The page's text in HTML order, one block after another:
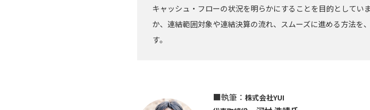
キャッシュ・フローの状況を明らかにすることを目的としてい
か、連結範囲対象や連結決算の流れ、スムーズに進める方法を
す。
■執筆： 株式会社YUI